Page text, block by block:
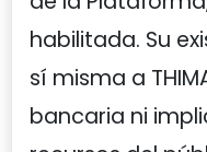
habilitada. Su
sí misma a
bancaria ni